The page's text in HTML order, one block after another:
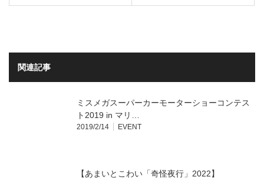
関連記事
ミスメガスーパーカーモーターショーコンテス
ト2019 in マリ…
2019/2/14 EVENT
【あまいとこわい「奇怪夜行」2022】